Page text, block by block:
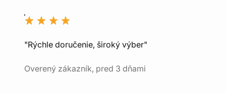
"Rýchle doručenie, široký výber"
Overený zákazník, pred 3 dňami